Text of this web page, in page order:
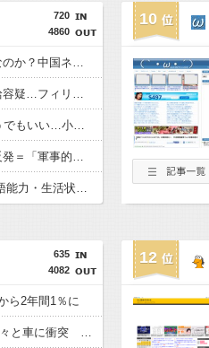
720
4860
なぜフランス人はこれほど日本が好きなのか？中国ネット「中国を除いて、日本が嫌いな国なんてない」
「漢字が読めず」生活保護費を不正受給容疑…フィリピン国籍の女を逮捕
高市政権にとって｢日本人の生活｣はどうでもいい…小野田紀美のSNS投稿でわかった｢外国人政策｣の本当の狙い
金与正氏、日本の巡航ミサイル試射に反発＝「軍事的対応」取る
永住外国人の条件変更へ →収入・日本語能力・生活状況を厳しく確認
10
635
4082
ら2年間1％に
韓国人インフルエンサー(49)、日本で次々と車に衝突 計7台巻き込み 八王子
12